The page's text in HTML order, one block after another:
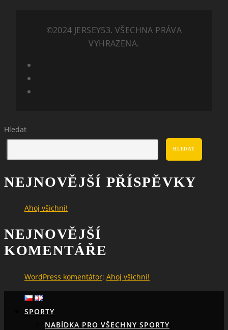
©2024 JERSEY53. VŠECHNA PRÁVA
VYHRAZENA.
Hledat
HLEDAT
NEJNOVĚJŠÍ PŘÍSPĚVKY
Ahoj všichni!
NEJNOVĚJŠÍ
KOMENTÁŘE
WordPress komentátor: Ahoj všichni!
SPORTY
NABÍDKA PRO VŠECHNY SPORTY